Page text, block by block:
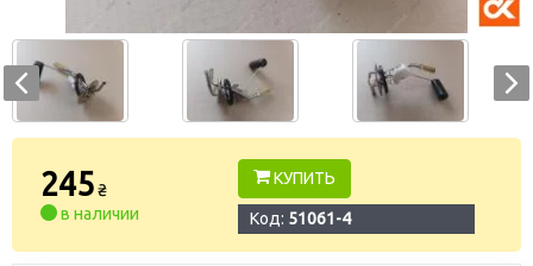
245₴
в наличии
КУПИТЬ
Код: 51061-4